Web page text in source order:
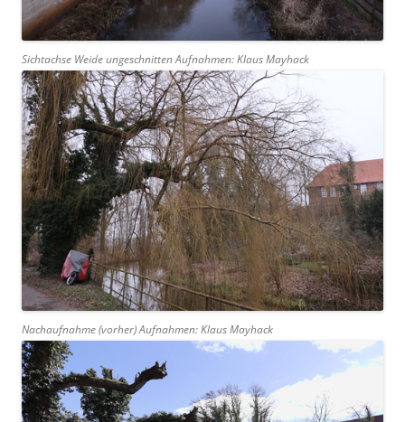
Sichtachse Weide ungeschnitten Aufnahmen: Klaus Mayhack
Nachaufnahme (vorher) Aufnahmen: Klaus Mayhack